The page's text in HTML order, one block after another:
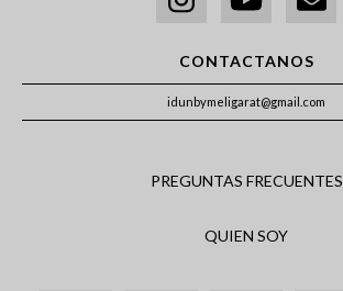
CONTACTANOS
idunbymeligarat@gmail.com
PREGUNTAS FRECUENTES
QUIEN SOY